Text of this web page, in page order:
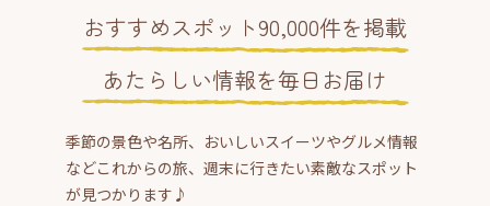
おすすめスポット90,000件を掲載
あたらしい情報を毎日お届け
季節の景色や名所、おいしいスイーツやグルメ情報
などこれからの旅、週末に行きたい素敵なスポット
が見つかります♪